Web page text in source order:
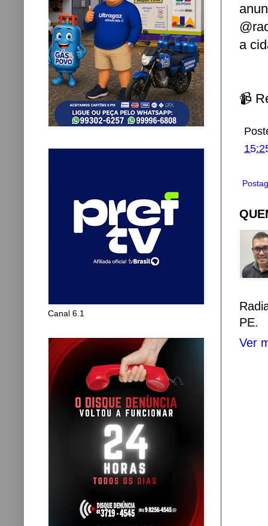
a
📹
PE.
Ver
Canal 6.1